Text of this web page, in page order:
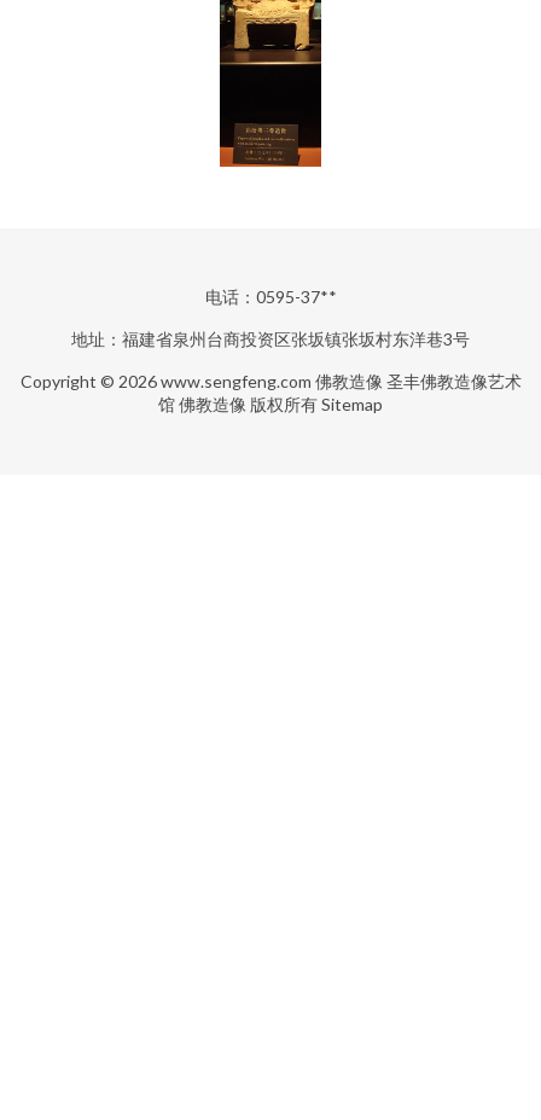
电话：0595-37**
地址：福建省泉州台商投资区张坂镇张坂村东洋巷3号
Copyright © 2026www.sengfeng.com 佛教造像 圣丰佛教造像艺术
馆佛教造像 版权所有Sitemap